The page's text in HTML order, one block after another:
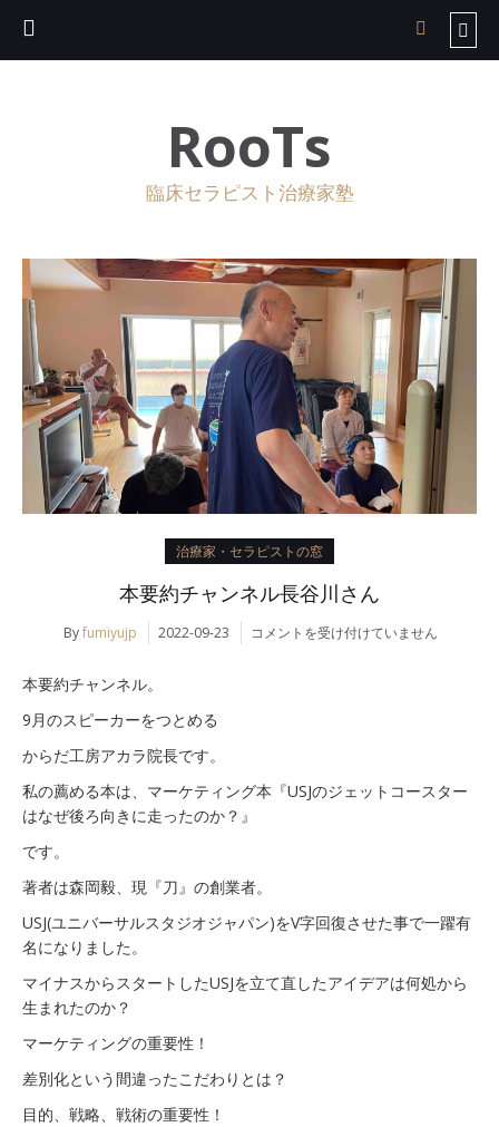
RooTs
臨床セラピスト治療家塾
治療家・セラピストの窓
本要約チャンネル長谷川さん
Byfumiyujp 2022-09-23
本
ル
長
ん
コメントを受け付けていません
本要約チャンネル。
9月のスピーカーをつとめる
からだ工房アカラ院長です。
私の薦める本は、マーケティング本『USJのジェットコースター
はなぜ後ろ向きに走ったのか？』
です。
著者は森岡毅、現『刀』の創業者。
USJ(ユニバーサルスタジオジャパン)をV字回復させた事で一躍有
名になりました。
マイナスからスタートしたUSJを立て直したアイデアは何処から
生まれたのか？
マーケティングの重要性！
差別化という間違ったこだわりとは？
目的、戦略、戦術の重要性！